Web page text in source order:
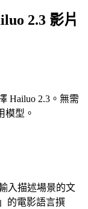
2.3 影片
Hailuo 2.3。無需
模型。
入描述場景的文
的電影語言撰